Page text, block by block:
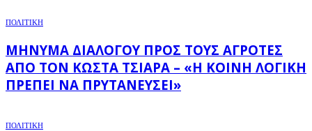
ΠΟΛΙΤΙΚΗ
ΜΉΝΥΜΑ ΔΙΑΛΌΓΟΥ ΠΡΟΣ ΤΟΥΣ ΑΓΡΌΤΕΣ
ΑΠΌ ΤΟΝ ΚΏΣΤΑ ΤΣΙΆΡΑ – «Η ΚΟΙΝΉ ΛΟΓΙΚΉ
ΠΡΈΠΕΙ ΝΑ ΠΡΥΤΑΝΕΎΣΕΙ»
ΠΟΛΙΤΙΚΗ